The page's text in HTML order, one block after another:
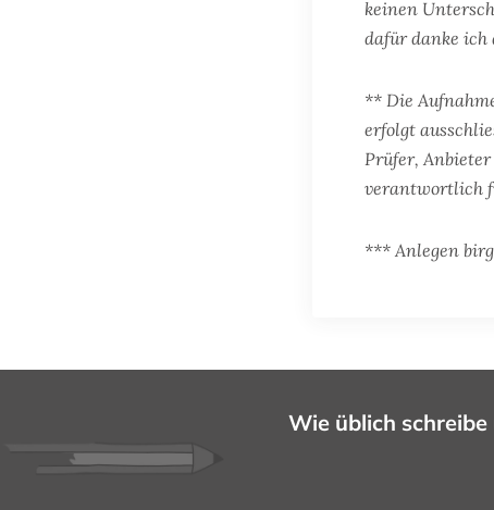
keinen
dafür danke
** Die
erfolgt
Prüfer,
verantwortlich
*** Anlegen
Wie üblich